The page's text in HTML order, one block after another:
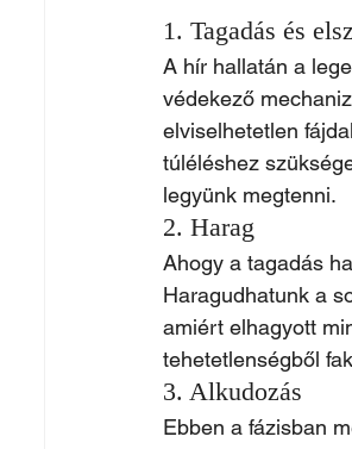
1. Tagadás és
A hír hallatán a
védekező
elviselhetetlen
túléléshez
legyünk megtenni.
2. Harag
Ahogy a tagadás
Haragudhatunk a
amiért elhagyott
tehetetlenségből
3. Alkudozás
Ebben a fázisban